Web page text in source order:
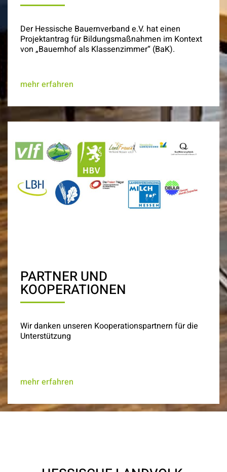
Der Hessische Bauernverband e.V. hat einen
Projektantrag für Bildungsmaßnahmen im Kontext
von „Bauernhof als Klassenzimmer“ (BaK).
mehr erfahren
PARTNER UND
KOOPERATIONEN
Wir danken unseren Kooperationspartnern für die
Unterstützung
mehr erfahren